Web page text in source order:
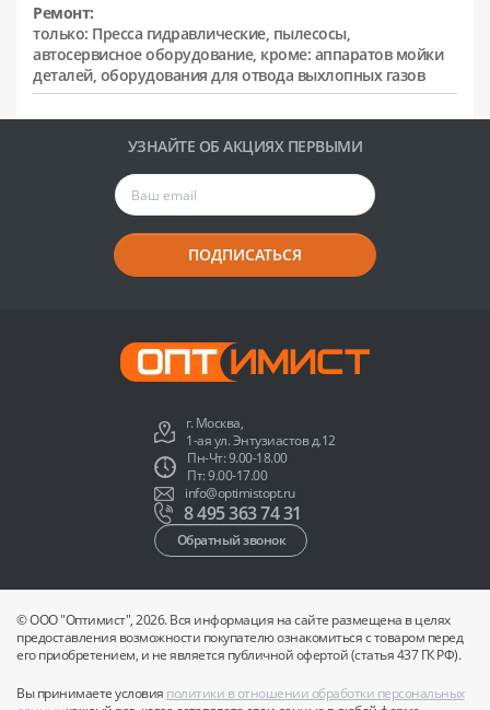
Ремонт:
только: Пресса гидравлические, пылесосы,
автосервисное оборудование, кроме: аппаратов мойки
деталей, оборудования для отвода выхлопных газов
УЗНАЙТЕ ОБ АКЦИЯХ ПЕРВЫМИ
ПОДПИСАТЬСЯ
г. Москва,
1-ая ул. Энтузиастов д.12
Пн-Чт: 9.00-18.00
Пт: 9.00-17.00
info@optimistopt.ru
8 495 363 74 31
Обратный звонок
© ООО "Оптимист", 2026. Вся информация на сайте размещена в целях
предоставления возможности покупателю ознакомиться с товаром перед
его приобретением, и не является публичной офертой (статья 437 ГК РФ).
Вы принимаете условия политики в отношении обработки персональных